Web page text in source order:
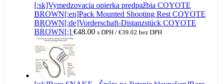
[:sk]Vymedzovacia opierka predpažbia COYOTE
BROWN[:en]Pack Mounted Shooting Rest COYOTE
BROWN[:de]Vorderschaft-Distanzstück COYOTE
BROWN[:] €48.00 s DPH / €39.02 bez DPH